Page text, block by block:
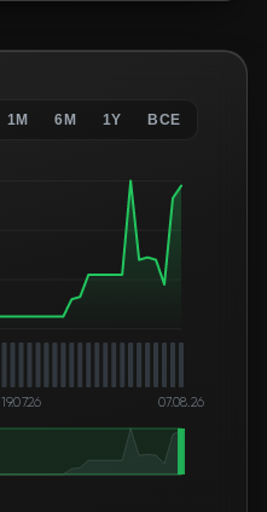
1M 6M 1Y ВСЕ
19.07.26 07.08.26